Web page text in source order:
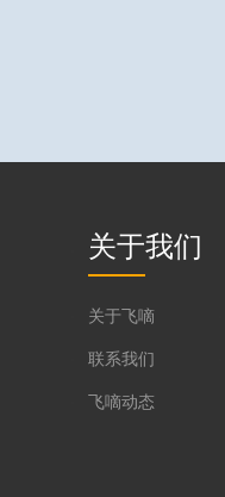
关于我们
关于飞嘀
联系我们
飞嘀动态